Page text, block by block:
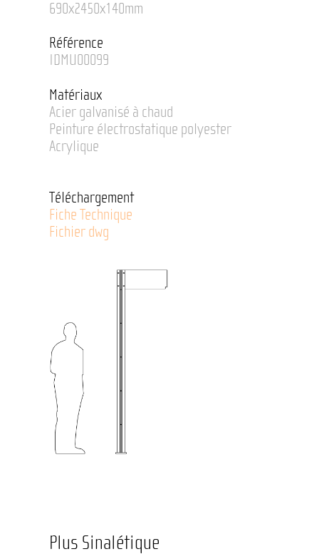
690x2450x140mm
Référence
IDMU00099
Matériaux
Acier galvanisé à chaud
Peinture électrostatique polyester
Acrylique
Téléchargement
Fiche Technique
Fichier dwg
Plus Sinalétique